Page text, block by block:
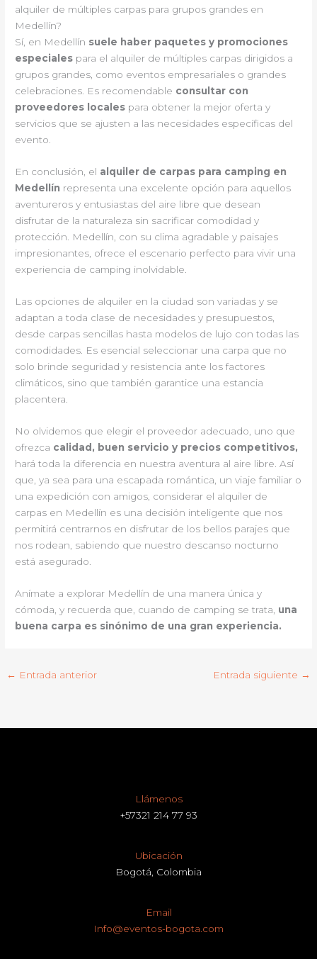
alquiler de múltiples carpas para grupos grandes en
Medellín?
Sí, en Medellín suele haber paquetes y promociones
especiales para el alquiler de múltiples carpas dirigidos a
grupos grandes, como eventos empresariales o grandes
celebraciones. Es recomendable consultar con
proveedores locales para obtener la mejor oferta y
servicios que se ajusten a las necesidades específicas del
evento.
En conclusión, el alquiler de carpas para camping en
Medellín representa una excelente opción para aquellos
aventureros y entusiastas del aire libre que desean
disfrutar de la naturaleza sin sacrificar comodidad y
protección. Medellín, con su clima agradable y paisajes
impresionantes, ofrece el escenario perfecto para vivir una
experiencia de camping inolvidable.
Las opciones de alquiler en la ciudad son variadas y se
adaptan a toda clase de necesidades y presupuestos,
desde carpas sencillas hasta modelos de lujo con todas las
comodidades. Es esencial seleccionar una carpa que no
solo brinde seguridad y resistencia ante los factores
climáticos, sino que también garantice una estancia
placentera.
No olvidemos que elegir el proveedor adecuado, uno que
ofrezca calidad, buen servicio y precios competitivos,
hará toda la diferencia en nuestra aventura al aire libre. Así
que, ya sea para una escapada romántica, un viaje familiar o
una expedición con amigos, considerar el alquiler de
carpas en Medellín es una decisión inteligente que nos
permitirá centrarnos en disfrutar de los bellos parajes que
nos rodean, sabiendo que nuestro descanso nocturno
está asegurado.
Anímate a explorar Medellín de una manera única y
cómoda, y recuerda que, cuando de camping se trata, una
buena carpa es sinónimo de una gran experiencia.
← Entrada anterior Entrada siguiente →
Llámenos
+57321 214 77 93
Ubicación
Bogotá, Colombia
Email
Info@eventos-bogota.com